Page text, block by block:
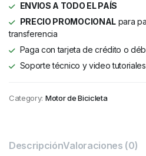
ENVIOS A TODO EL PAÍS
PRECIO PROMOCIONALpara
transferencia
Paga con tarjeta de crédito o
Soporte técnico y video tutoriales
Category: Motor de Bicicleta
DescripciónValoraciones (0)